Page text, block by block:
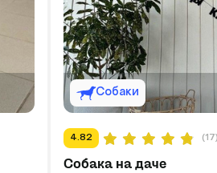
Собаки
4.82 (17)
Собака на даче